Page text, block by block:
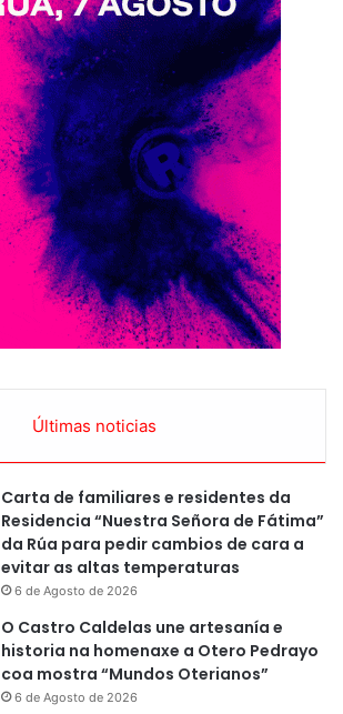
Últimas noticias
Carta de familiares e residentes da
Residencia “Nuestra Señora de Fátima”
da Rúa para pedir cambios de cara a
evitar as altas temperaturas
6 de Agosto de 2026
O Castro Caldelas une artesanía e
historia na homenaxe a Otero Pedrayo
coa mostra “Mundos Oterianos”
6 de Agosto de 2026